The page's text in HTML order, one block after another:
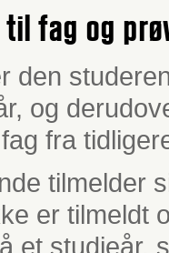
fag og
den
og
fra
tilmelder
er tilmeldt
et studieår,